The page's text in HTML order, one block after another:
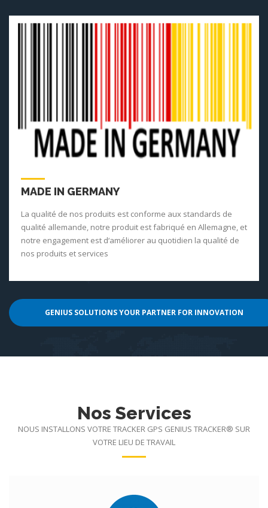
MADE IN GERMANY
La qualité de nos produits est conforme aux standards de
qualité allemande, notre produit est fabriqué en Allemagne, et
notre engagement est d‘améliorer au quotidien la qualité de
nos produits et services
GENIUS SOLUTIONS YOUR PARTNER FOR INNOVATION
Nos Services
NOUS INSTALLONS VOTRE TRACKER GPS GENIUS TRACKER® SUR
VOTRE LIEU DE TRAVAIL